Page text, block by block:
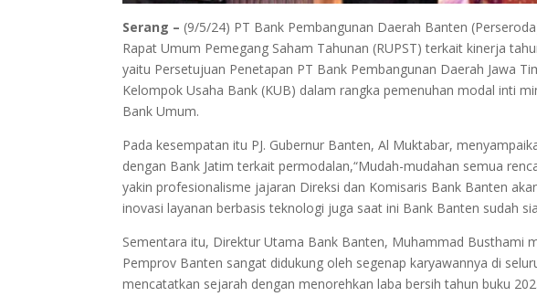
Serang – (9/5/24) PT Bank Pembangunan Daerah Banten
Rapat Umum Pemegang Saham Tahunan (RUPST) terkait kinerja
yaitu Persetujuan Penetapan PT Bank Pembangunan Daerah Jawa
Kelompok Usaha Bank (KUB) dalam rangka pemenuhan modal inti
Bank Umum.
Pada kesempatan itu PJ. Gubernur Banten, Al Muktabar,
dengan Bank Jatim terkait permodalan,“Mudah-mudahan semua
yakin profesionalisme jajaran Direksi dan Komisaris Bank Banten
inovasi layanan berbasis teknologi juga saat ini Bank Banten sudah
Sementara itu, Direktur Utama Bank Banten, Muhammad Busthami
Pemprov Banten sangat didukung oleh segenap karyawannya di
mencatatkan sejarah dengan menorehkan laba bersih tahun buku